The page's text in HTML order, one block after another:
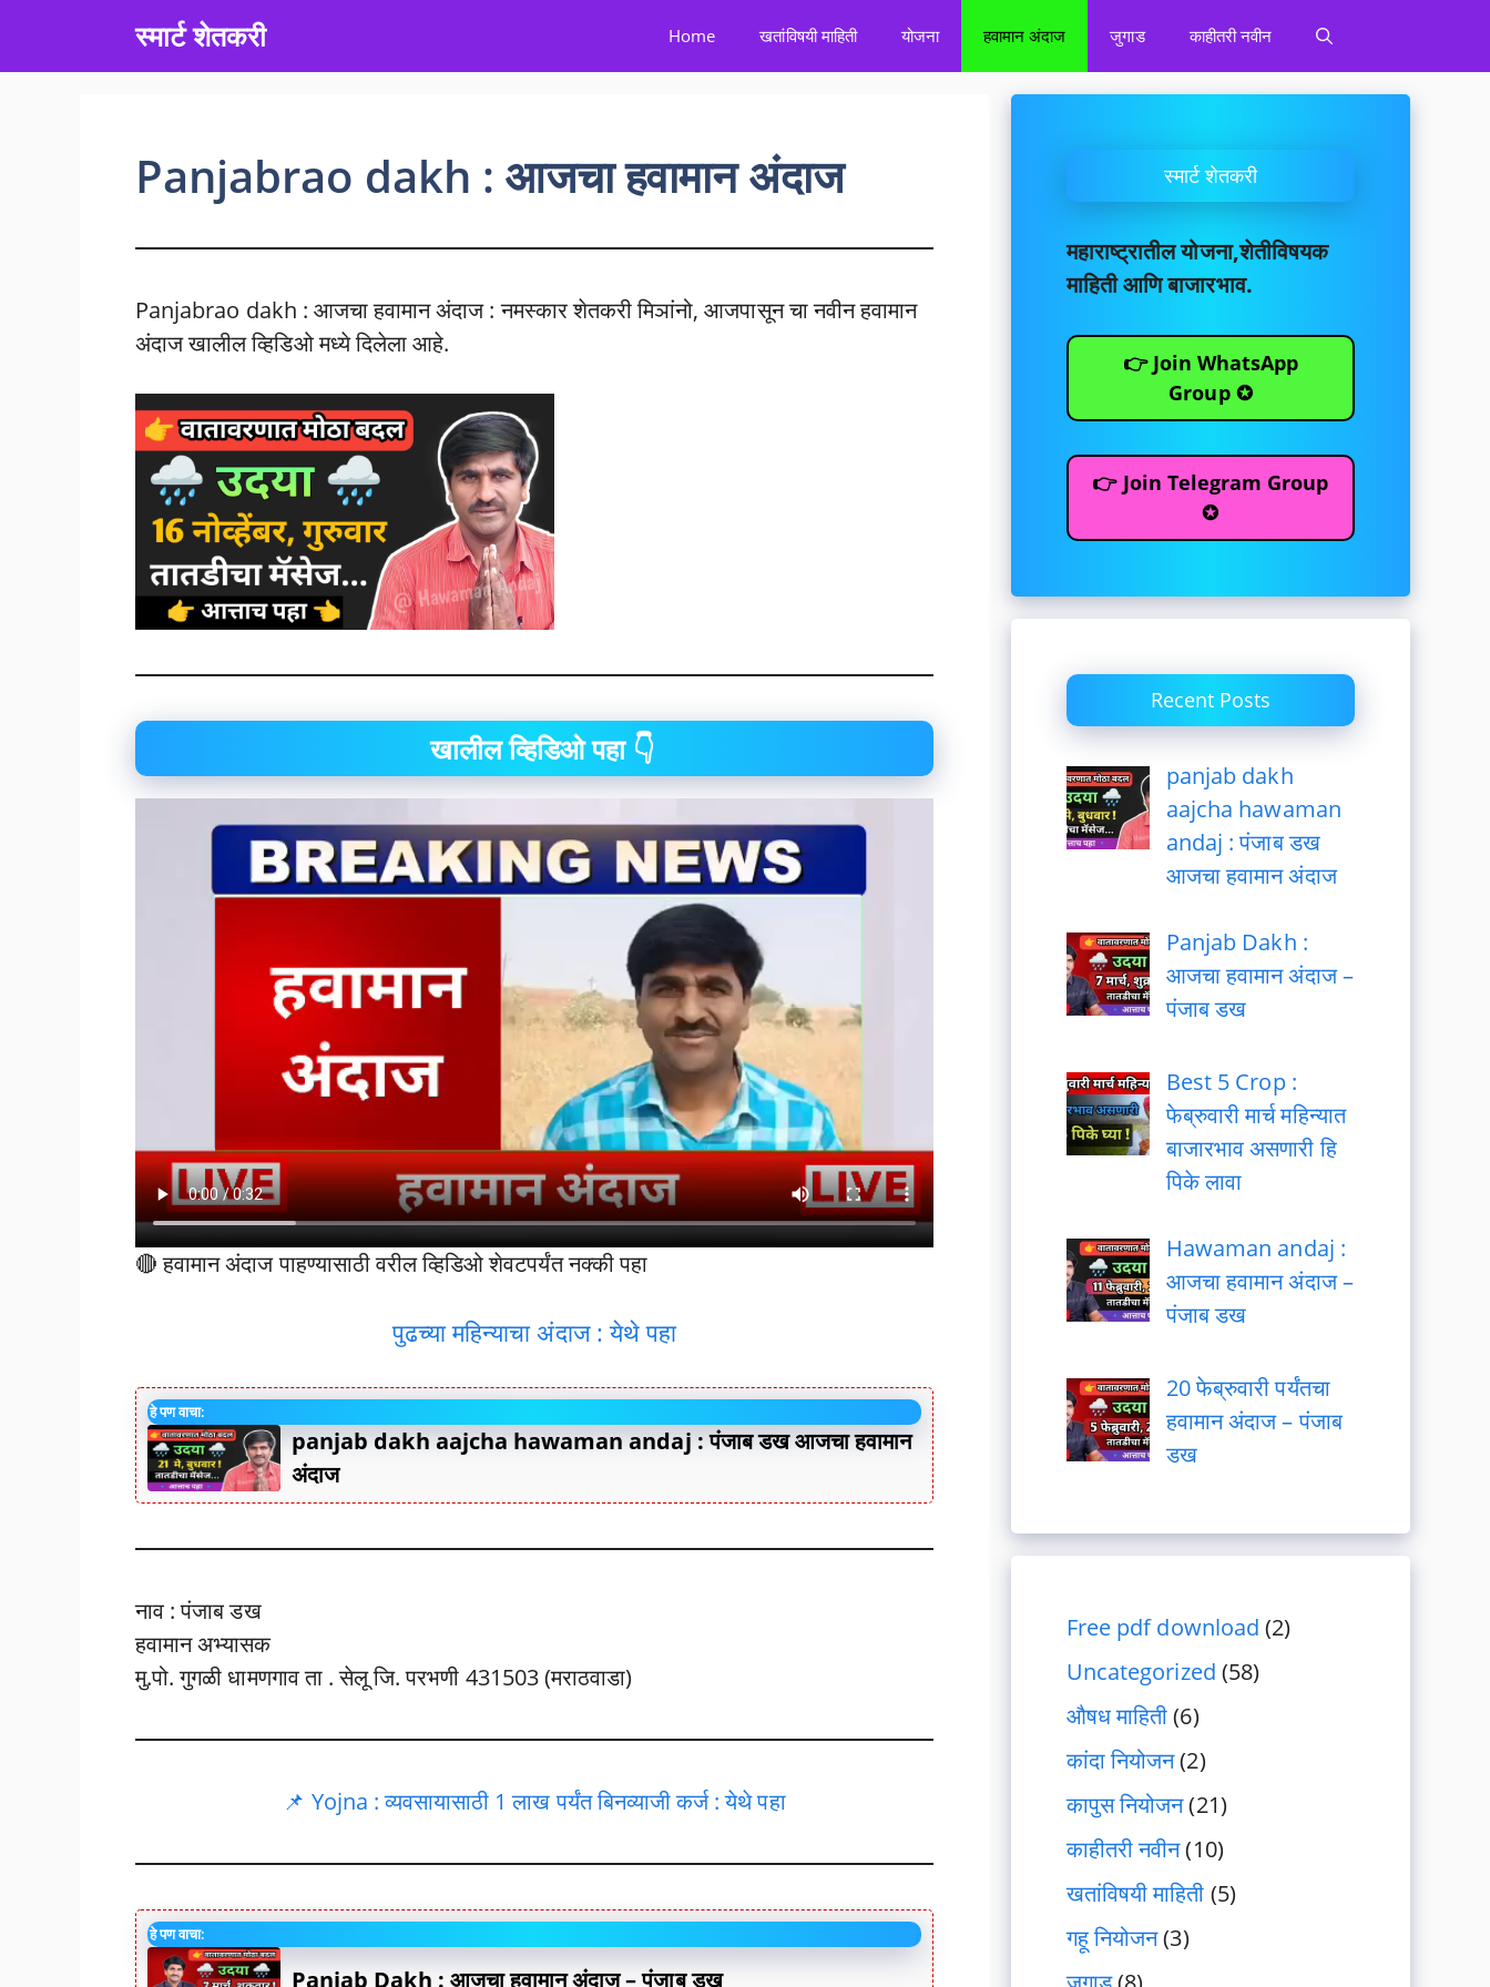
content
स्मार्ट शेतकरी Home खतांविषयी माहिती योजना हवामान अंदाज जुगाड काहीतरी नवीन
Panjabrao dakh : आजचा हवामान अंदाज
Panjabrao dakh : आजचा हवामान अंदाज : नमस्कार शेतकरी मिञांनो, आजपासून चा नवीन हवामान
अंदाज खालील व्हिडिओ मध्ये दिलेला आहे.
खालील व्हिडिओ पहा 👇
🔴 हवामान अंदाज पाहण्यासाठी वरील व्हिडिओ शेवटपर्यंत नक्की पहा
पुढच्या महिन्याचा अंदाज : येथे पहा
हे पण वाचा:
panjab dakh aajcha hawaman andaj : पंजाब डख आजचा हवामान
अंदाज
नाव : पंजाब डख
हवामान अभ्यासक
मु.पो. गुगळी धामणगाव ता . सेलू जि. परभणी 431503 (मराठवाडा)
📌 Yojna : व्यवसायासाठी 1 लाख पर्यंत बिनव्याजी कर्ज : येथे पहा
हे पण वाचा:
Panjab Dakh : आजचा हवामान अंदाज – पंजाब डख
स्मार्ट शेतकरी
महाराष्ट्रातील योजना,शेतीविषयक
माहिती आणि बाजारभाव.
👉 Join WhatsApp
Group ✪
👉 Join Telegram Group
✪
Recent Posts
panjab dakh
aajcha hawaman
andaj : पंजाब डख
आजचा हवामान अंदाज
Panjab Dakh :
आजचा हवामान अंदाज –
पंजाब डख
Best 5 Crop :
फेब्रुवारी मार्च महिन्यात
बाजारभाव असणारी हि
पिके लावा
Hawaman andaj :
आजचा हवामान अंदाज –
पंजाब डख
20 फेब्रुवारी पर्यंतचा
हवामान अंदाज – पंजाब
डख
Free pdf download (2)
Uncategorized (58)
औषध माहिती(6)
कांदा नियोजन(2)
कापुस नियोजन(21)
काहीतरी नवीन(10)
खतांविषयी माहिती (5)
गहू नियोजन(3)